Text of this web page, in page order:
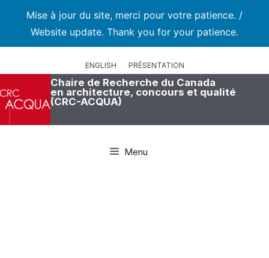
Mise à jour du site, merci pour votre patience. /
Website update. Thank you for your patience.
ENGLISH PRÉSENTATION
Chaire de Recherche du Canada
en architecture, concours et qualité
(CRC-ACQUA)
Menu